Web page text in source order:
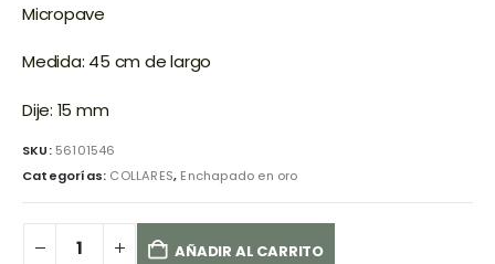
Micropave
Medida: 45 cm de largo
Dije: 15 mm
SKU: 56101546
Categorías: COLLARES, Enchapado en oro
AÑADIR AL CARRITO